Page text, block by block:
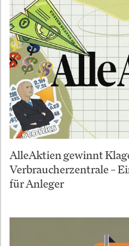
AlleAktien gewinnt
Verbraucherzentrale –
für Anleger